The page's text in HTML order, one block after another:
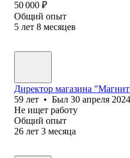
50 000 ₽
Общий опыт
5 лет 8 месяцев
Директор магазина
59 лет • Был 30 апреля 2024
Не ищет работу
Общий опыт
26 лет 3 месяца